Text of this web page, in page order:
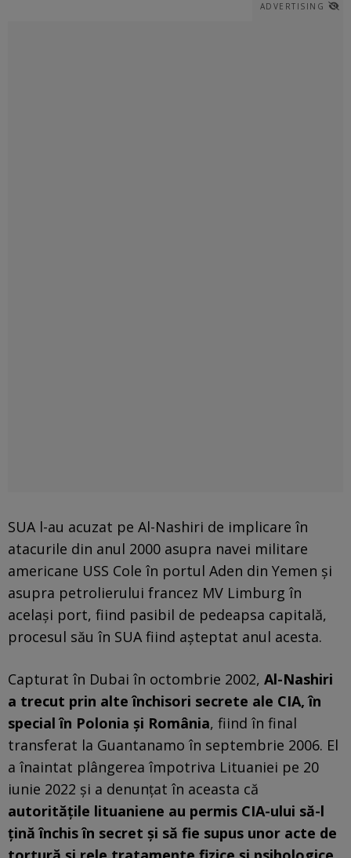
ADVERTISING
SUA l-au acuzat pe Al-Nashiri de implicare în
atacurile din anul 2000 asupra navei militare
americane USS Cole în portul Aden din Yemen și
asupra petrolierului francez MV Limburg în
același port, fiind pasibil de pedeapsa capitală,
procesul său în SUA fiind așteptat anul acesta.
Capturat în Dubai în octombrie 2002, Al-Nashiri
a trecut prin alte închisori secrete ale CIA, în
special în Polonia și România, fiind în final
transferat la Guantanamo în septembrie 2006. El
a înaintat plângerea împotriva Lituaniei pe 20
iunie 2022 și a denunțat în aceasta că
autoritățile lituaniene au permis CIA-ului să-l
țină închis în secret și să fie supus unor acte de